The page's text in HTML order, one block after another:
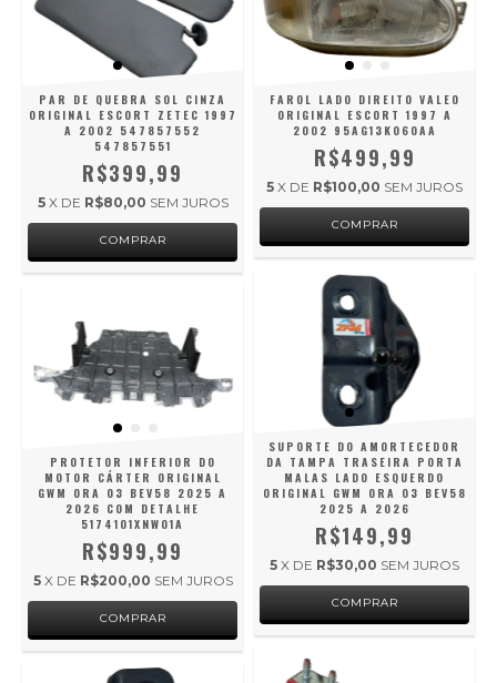
PAR DE QUEBRA SOL CINZA
ORIGINAL ESCORT ZETEC 1997
A 2002 547857552
547857551
R$399,99
5 X DE R$80,00 SEM JUROS
FAROL LADO DIREITO VALEO
ORIGINAL ESCORT 1997 A
2002 95AG13K060AA
R$499,99
5 X DE R$100,00 SEM JUROS
PROTETOR INFERIOR DO
MOTOR CÁRTER ORIGINAL
GWM ORA 03 BEV58 2025 A
2026 COM DETALHE
5174101XNW01A
R$999,99
5 X DE R$200,00 SEM JUROS
SUPORTE DO AMORTECEDOR
DA TAMPA TRASEIRA PORTA
MALAS LADO ESQUERDO
ORIGINAL GWM ORA 03 BEV58
2025 A 2026
R$149,99
5 X DE R$30,00 SEM JUROS